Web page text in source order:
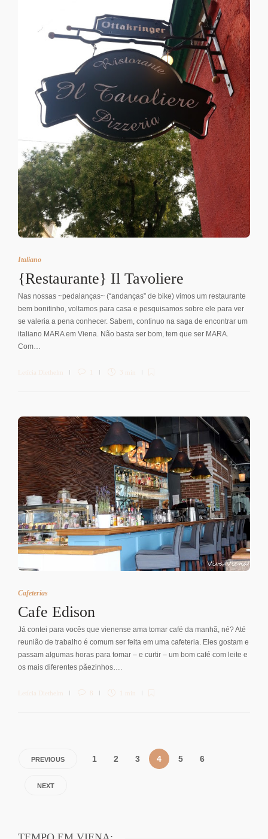
Italiano
{Restaurante} Il Tavoliere
Nas nossas ~pedalanças~ (“andanças” de bike) vimos um restaurante
bem bonitinho, voltamos para casa e pesquisamos sobre ele para ver
se valeria a pena conhecer. Sabem, continuo na saga de encontrar um
italiano MARA em Viena. Não basta ser bom, tem que ser MARA.
Com…
Letícia Diethelm 3 min
Cafeterias
Cafe Edison
Já contei para vocês que vienense ama tomar café da manhã, né? Até
reunião de trabalho é comum ser feita em uma cafeteria. Eles gostam e
passam algumas horas para tomar – e curtir – um bom café com leite e
os mais diferentes pãezinhos….
Letícia Diethelm 1 min
PREVIOUS 1 2 3 4 5 6
NEXT